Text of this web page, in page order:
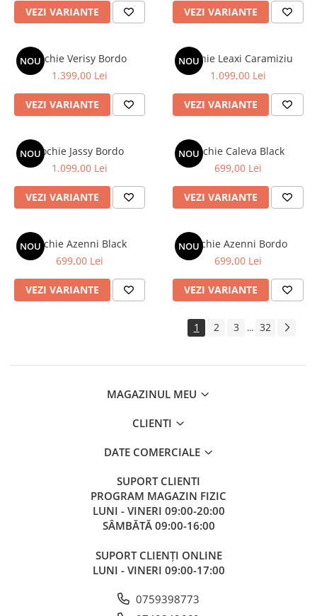
VEZI VARIANTE VEZI VARIANTE
NOURochie Verisy Bordo
1.399,00 Lei
VEZI VARIANTE
NOU
Rochie Leaxi Caramiziu
1.099,00 Lei
VEZI VARIANTE
NOURochie Jassy Bordo
1.099,00 Lei
VEZI VARIANTE
NOURochie Caleva Black
699,00 Lei
VEZI VARIANTE
NOURochie Azenni Black
699,00 Lei
VEZI VARIANTE
NOURochie Azenni Bordo
699,00 Lei
VEZI VARIANTE
1 2 3 ... 32
MAGAZINUL MEU
CLIENTI
DATE COMERCIALE
SUPORT CLIENTI
PROGRAM MAGAZIN FIZIC
LUNI - VINERI 09:00-20:00
SÂMBĂTĂ 09:00-16:00
SUPORT CLIENȚI ONLINE
LUNI - VINERI 09:00-17:00
0759398773